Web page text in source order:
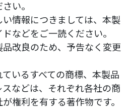
い。
情報につきましては、本製
などをご一読ください。
改良のため、予告なく変更
いるすべての商標、本製品
などは、それぞれ各社の商
権利を有する著作物です。